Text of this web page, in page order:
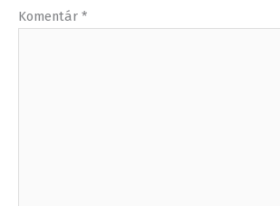
Komentár *